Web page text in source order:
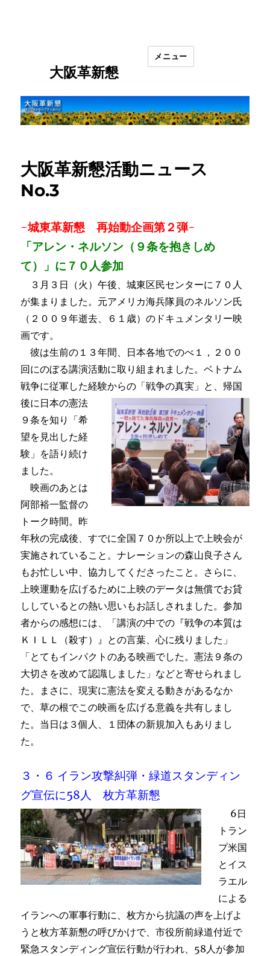
大阪革新懇
メニュー
大阪革新懇活動ニュース
No.3
-城東革新懇 再始動企画第２弾-
「アレン・ネルソン（９条を抱きしめ
て）」に７０人参加
３月３日（火）午後、城東区民センターに７０人
が集まりました。元アメリカ海兵隊員のネルソン氏
（２００９年逝去、６１歳）のドキュメンタリー映
画です。
彼は生前の１３年間、日本各地でのべ１，２００
回にのぼる講演活動に取り組まれました。ベトナム
戦争に従軍した経験からの「戦争の真実」と、帰国
後に日本の憲法
９条を知り「希
望を見出した経
験」を語り続け
ました。
映画のあとは
阿部裕一監督の
トーク時間。昨
年秋の完成後、すでに全国７０か所以上で上映会が
実施されていること。ナレーションの森山良子さん
もお忙しい中、協力してくださったこと。さらに、
上映運動を広げるために上映のデータは無償でお貸
ししているとの熱い思いもお話しされました。参加
者からの感想には、「講演の中での『戦争の本質は
ＫＩＬＬ（殺す）』との言葉、心に残りました」
「とてもインパクトのある映画でした。憲法９条の
大切さを改めて認識しました」などと寄せられまし
た。まさに、現実に憲法を変える動きがあるなか
で、草の根でこの映画を広げる意義を共有しまし
た。当日は３個人、１団体の新規加入もありまし
た。
３・６ イラン攻撃糾弾・緑道スタンディン
グ宣伝に58人 枚方革新懇
6日
トラン
プ米国
とイス
ラエル
による
イランへの軍事行動に、枚方から抗議の声を上げよ
うと枚方革新懇の呼びかけで、市役所前緑道付近で
緊急スタンディング宣伝行動が行われ、58人が参加